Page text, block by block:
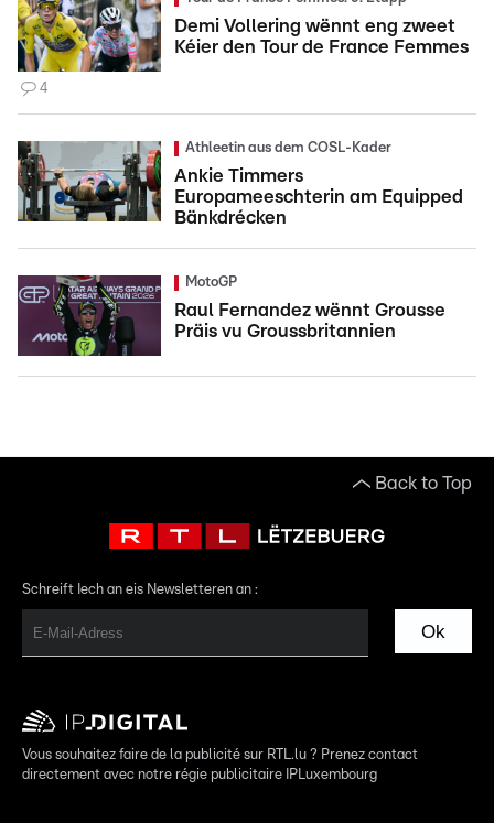
Demi Vollering wënnt eng zweet
Kéier den Tour de France Femmes
4
Athleetin aus dem COSL-Kader
Ankie Timmers
Europameeschterin am Equipped
Bänkdrécken
MotoGP
Raul Fernandez wënnt Grousse
Präis vu Groussbritannien
Back to Top
Schreift Iech an eis Newsletteren an :
Ok
Vous souhaitez faire de la publicité sur RTL.lu ? Prenez contact
directement avec notre régie publicitaire IPLuxembourg